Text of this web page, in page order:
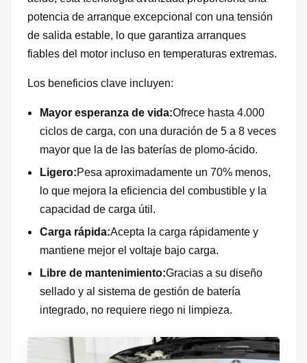
potencia de arranque excepcional con una tensión
de salida estable, lo que garantiza arranques
fiables del motor incluso en temperaturas extremas.
Los beneficios clave incluyen:
Mayor esperanza de vida:Ofrece hasta 4.000
ciclos de carga, con una duración de 5 a 8 veces
mayor que la de las baterías de plomo-ácido.
Ligero:Pesa aproximadamente un 70% menos,
lo que mejora la eficiencia del combustible y la
capacidad de carga útil.
Carga rápida:Acepta la carga rápidamente y
mantiene mejor el voltaje bajo carga.
Libre de mantenimiento:Gracias a su diseño
sellado y al sistema de gestión de batería
integrado, no requiere riego ni limpieza.